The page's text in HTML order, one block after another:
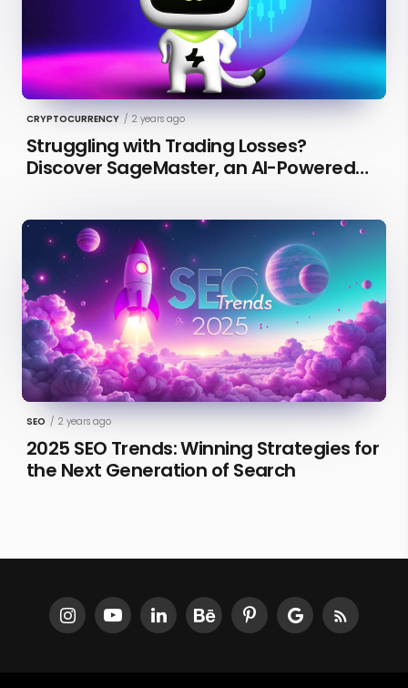
CRYPTOCURRENCY / 2 years ago
Struggling with Trading Losses?
Discover SageMaster, an AI-Powered
SEO / 2 years ago
2025 SEO Trends: Winning Strategies for
the Next Generation of Search